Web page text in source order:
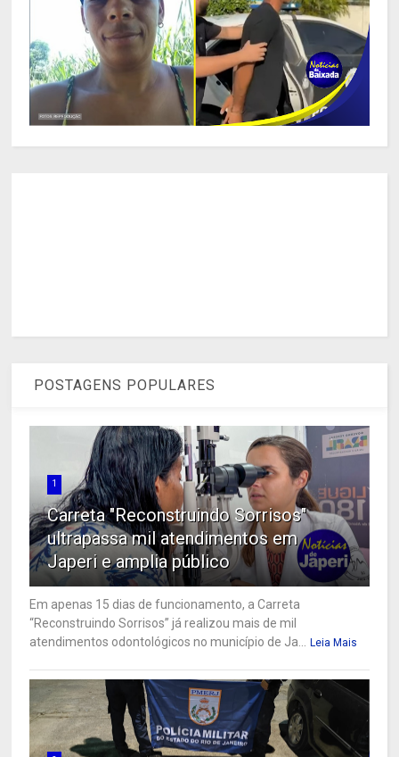
POSTAGENS POPULARES
1
Carreta "Reconstruindo Sorrisos"
ultrapassa mil atendimentos em
Japeri e amplia público
Em apenas 15 dias de funcionamento, a Carreta
“Reconstruindo Sorrisos” já realizou mais de mil
atendimentos odontológicos no município de Ja...
Leia Mais